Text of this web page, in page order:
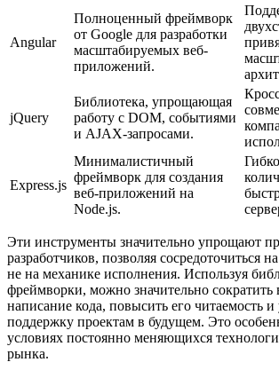
Angular
Полноценный фреймворк
от Google для разработки
масштабируемых веб-
приложений.
jQuery
Библиотека, упрощающая
работу с DOM, событиями
и AJAX-запросами.
Express.js
Минималистичный
фреймворк для создания
веб-приложений на
Node.js.
Эти инструменты значительно упрощают
разработчиков, позволяя сосредоточиться
не на механике исполнения. Используя
фреймворки, можно значительно сократить
написание кода, повысить его читаемость
поддержку проектам в будущем. Это
условиях постоянно меняющихся
рынка.